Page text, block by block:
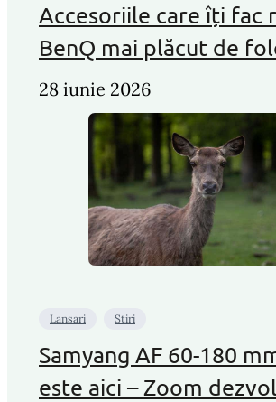
Accesoriile care îți fac
BenQ mai plăcut de
28 iunie 2026
Lansari Stiri
Samyang AF 60-180
este aici – Zoom